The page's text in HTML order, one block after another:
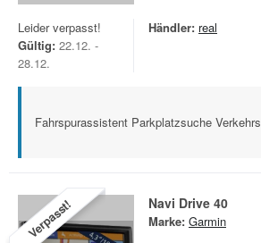
Leider verpasst!
Gültig: 22.12. -
28.12.
Händler: real
Fahrspurassistent Parkplatzsuche
Verpasst! Navi Drive 40
Marke: Garmin